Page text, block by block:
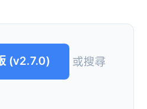
(v2.7.0)
或搜尋